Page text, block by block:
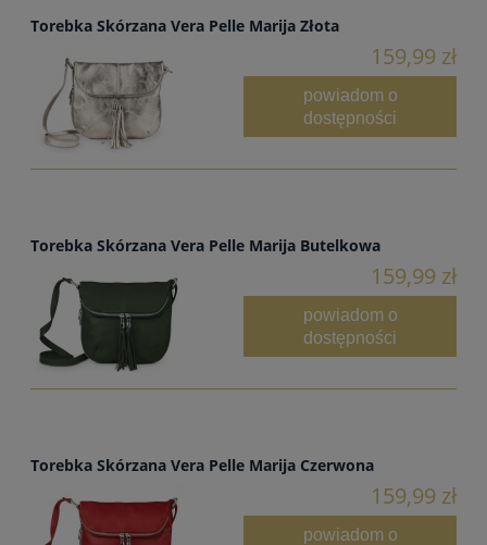
Torebka Skórzana Vera Pelle Marija Złota
159,99 zł
powiadom o
dostępności
Torebka Skórzana Vera Pelle Marija Butelkowa
159,99 zł
powiadom o
dostępności
Torebka Skórzana Vera Pelle Marija Czerwona
159,99 zł
powiadom o